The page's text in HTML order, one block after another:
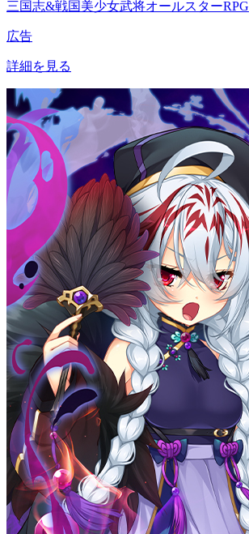
三国志&戦国美少女武将オールスターRPG
広告
詳細を見る